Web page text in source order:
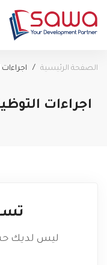
الصفحة الرئيسية اجراءات
اجراءات التوظيف
ليس لديك